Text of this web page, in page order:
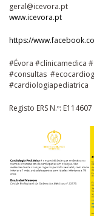
geral@icevora.pt
www.icevora.pt
https://
#Évora #clínicamedica
#consultas
#cardiologiapediatrica
Registo ERS N.º: